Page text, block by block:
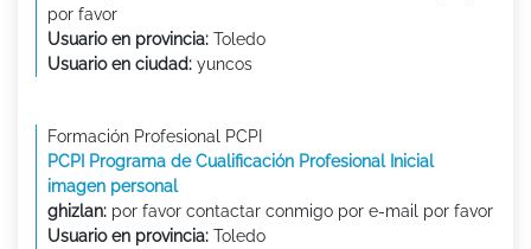
por favor
Usuario en provincia: Toledo
Usuario en ciudad: yuncos
Formación Profesional PCPI
PCPI Programa de Cualificación Profesional Inicial
imagen personal
ghizlan: por favor contactar conmigo por e-mail por favor
Usuario en provincia: Toledo